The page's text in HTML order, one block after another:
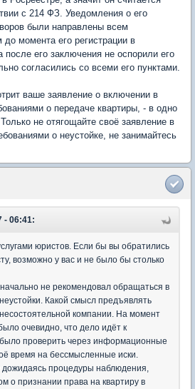
с 214 ФЗ. Уведомления о его
были направлены всем
момента его регистрации в
после его заключения не оспорили его
согласились со всеми его пунктами.
ваше заявление о включении в
о передаче квартиры, - в одно
не отягощайте своё заявление в
о неустойке, не занимайтесь
- 06:41:
юристов. Если бы вы обратились
возможно у вас и не было бы столько
не рекомендовал обращаться в
Какой смысл предъявлять
компании. На момент
очевидно, что дело идёт к
проверить через информационные
время на бессмысленные иски.
процедуры наблюдения,
о признании права на квартиру в